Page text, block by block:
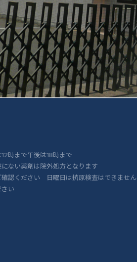
時まで午後は18時まで
ない薬剤は院外処方となります
認ください 日曜日は抗原検査はできません
い